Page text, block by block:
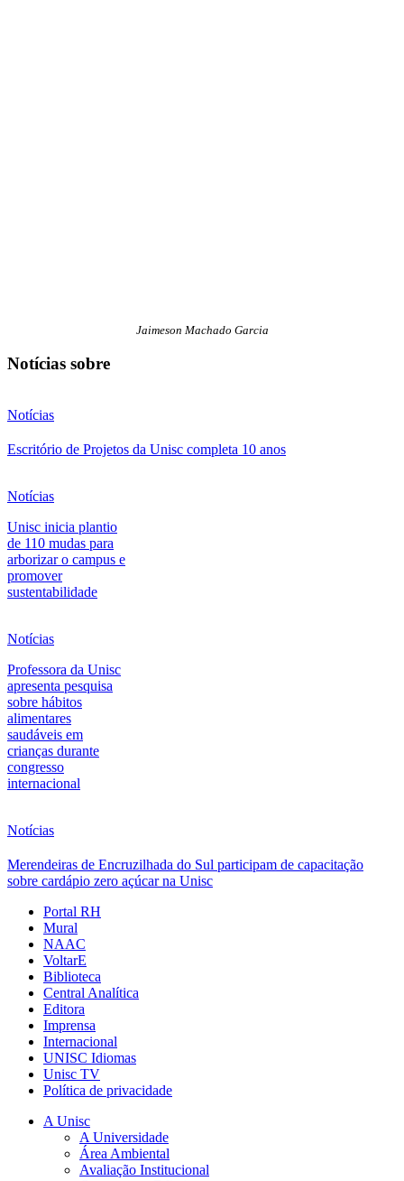
Jaimeson Machado Garcia
Notícias sobre
Notícias
Escritório de Projetos da Unisc completa 10 anos
Notícias
Unisc inicia plantio
de 110 mudas para
arborizar o campus e
promover
sustentabilidade
Notícias
Professora da Unisc
apresenta pesquisa
sobre hábitos
alimentares
saudáveis em
crianças durante
congresso
internacional
Notícias
Merendeiras de Encruzilhada do Sul participam de capacitação
sobre cardápio zero açúcar na Unisc
Portal RH
Mural
NAAC
VoltarE
Biblioteca
Central Analítica
Editora
Imprensa
Internacional
UNISC Idiomas
Unisc TV
Política de privacidade
A Unisc
A Universidade
Área Ambiental
Avaliação Institucional